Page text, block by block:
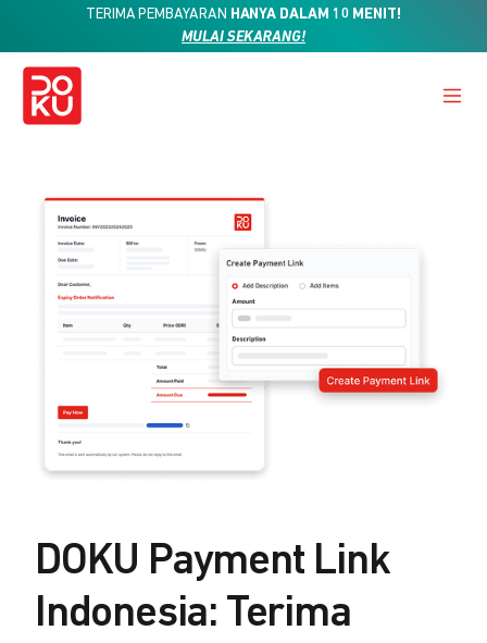
TERIMA PEMBAYARAN HANYA DALAM 10 MENIT!
MULAI SEKARANG!
DOKU Payment Link
Indonesia: Terima